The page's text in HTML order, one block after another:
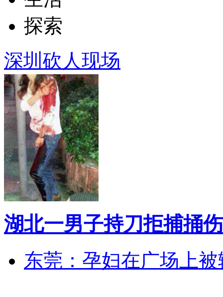
探索
深圳砍人现场
湖北一男子持刀拒捕捅
东莞：孕妇在广场上